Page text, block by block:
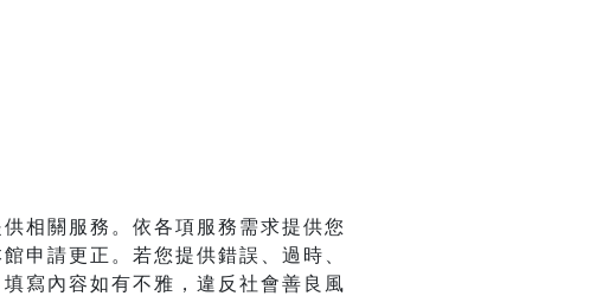
相關服務。依各項服務需求提供您
申請更正。若您提供錯誤、過時、
寫內容如有不雅，違反社會善良風